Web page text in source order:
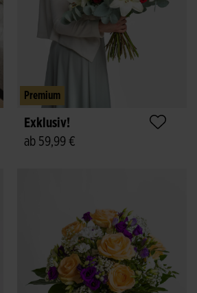
Premium
Exklusiv!
ab 59,99 €